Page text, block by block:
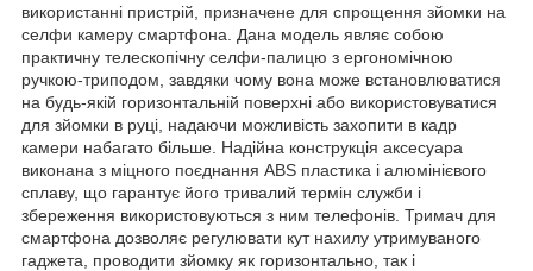
використанні пристрій, призначене для спрощення зйомки на
селфи камеру смартфона. Дана модель являє собою
практичну телескопічну селфи-палицю з ергономічною
ручкою-триподом, завдяки чому вона може встановлюватися
на будь-якій горизонтальній поверхні або використовуватися
для зйомки в руці, надаючи можливість захопити в кадр
камери набагато більше. Надійна конструкція аксесуара
виконана з міцного поєднання ABS пластика і алюмінієвого
сплаву, що гарантує його тривалий термін служби і
збереження використовуються з ним телефонів. Тримач для
смартфона дозволяє регулювати кут нахилу утримуваного
гаджета, проводити зйомку як горизонтально, так і